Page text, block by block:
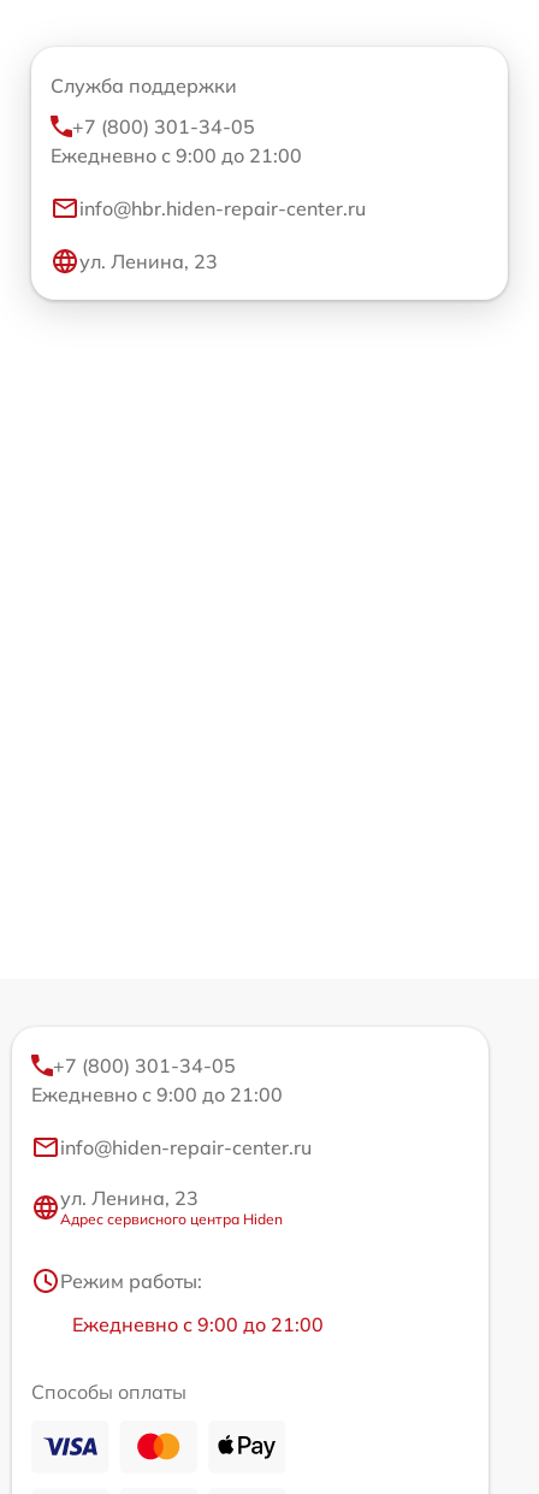
Служба поддержки
+7 (800) 301-34-05
Ежедневно с 9:00 до 21:00
info@hbr.hiden-repair-center.ru
ул. Ленина, 23
+7 (800) 301-34-05
Ежедневно с 9:00 до 21:00
info@hiden-repair-center.ru
ул. Ленина, 23
Адрес сервисного центра Hiden
Режим работы:
Ежедневно с 9:00 до 21:00
Способы оплаты